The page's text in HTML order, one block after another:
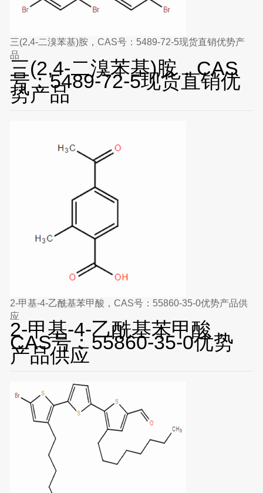
三(2,4-二溴苯基)胺，CAS号：5489-72-5现货直销优势产
品
三(2,4-二溴苯基)胺，CAS
号：5489-72-5现货直销优
势产品
2-甲基-4-乙酰基苯甲酸，CAS号：55860-35-0优势产品供
应
2-甲基-4-乙酰基苯甲酸，
CAS号：55860-35-0优势
产品供应